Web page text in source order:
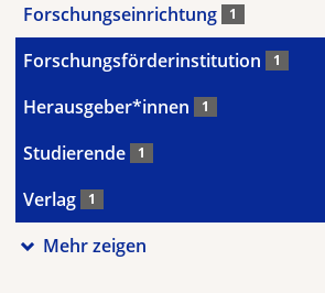
Forschungseinrichtung 1
Forschungsförderinstitution 1
Herausgeber*innen 1
Studierende 1
Verlag 1
Mehr zeigen